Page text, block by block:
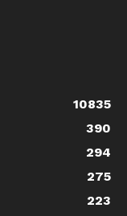
10835
390
294
275
223